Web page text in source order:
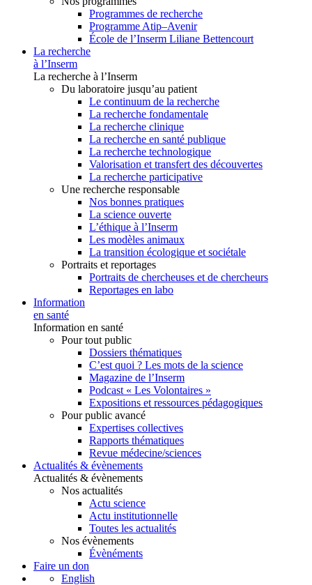
Programmes de recherche
Programme Atip–Avenir
École de l’Inserm Liliane Bettencourt
La recherche
à l’Inserm
La recherche à l’Inserm
Du laboratoire jusqu’au patient
Le continuum de la recherche
La recherche fondamentale
La recherche clinique
La recherche en santé publique
La recherche technologique
Valorisation et transfert des découvertes
La recherche participative
Une recherche responsable
Nos bonnes pratiques
La science ouverte
L’éthique à l’Inserm
Les modèles animaux
La transition écologique et sociétale
Portraits et reportages
Portraits de chercheuses et de chercheurs
Reportages en labo
Information
en santé
Information en santé
Pour tout public
Dossiers thématiques
C’est quoi ? Les mots de la science
Magazine de l’Inserm
Podcast « Les Volontaires »
Expositions et ressources pédagogiques
Pour public avancé
Expertises collectives
Rapports thématiques
Revue médecine/sciences
Actualités & évènements
Actualités & évènements
Nos actualités
Actu science
Actu institutionnelle
Toutes les actualités
Nos évènements
Évènéments
Faire un don
English